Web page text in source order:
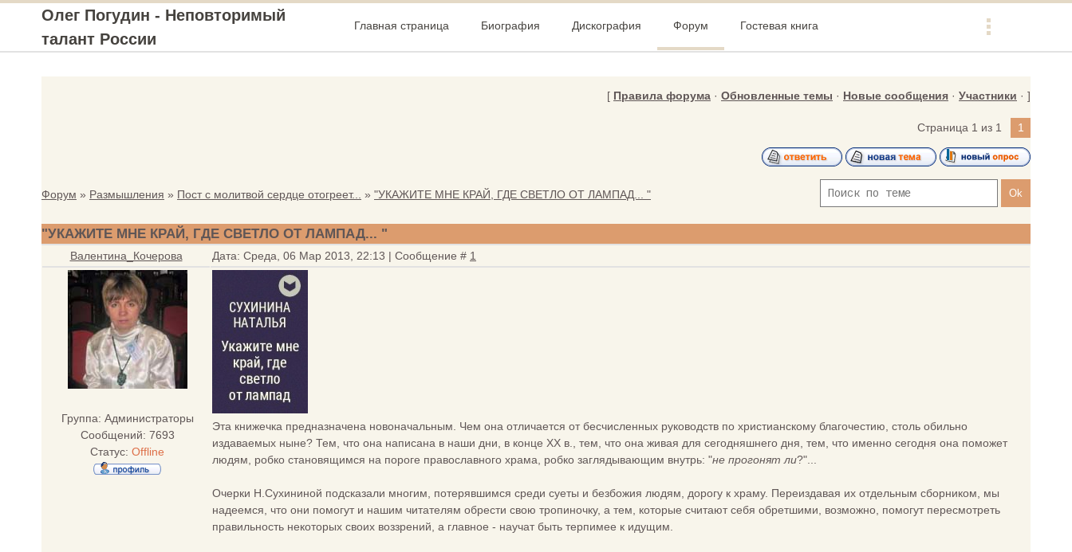
Олег Погудин - Неповторимый
талант России
Главная страница Биография Дискография Форум Гостевая книга
[ Правила форума · Обновленные темы · Новые сообщения · Участники · ]
Страница 1 из 1 1
Форум » Размышления » Пост с молитвой сердце отогреет... » "УКАЖИТЕ МНЕ КРАЙ, ГДЕ СВЕТЛО ОТ ЛАМПАД... "
"УКАЖИТЕ МНЕ КРАЙ, ГДЕ СВЕТЛО ОТ ЛАМПАД... "
Валентина_Кочерова Дата: Среда, 06 Мар 2013, 22:13 | Сообщение # 1
Группа: Администраторы
Сообщений: 7693
Статус: Offline
Эта книжечка предназначена новоначальным. Чем она отличается от бесчисленных руководств по христианскому благочестию, столь обильно
издаваемых ныне? Тем, что она написана в наши дни, в конце ХХ в., тем, что она живая для сегодняшнего дня, тем, что именно сегодня она поможет
людям, робко становящимся на пороге православного храма, робко заглядывающим внутрь: "не прогонят ли?"...
Очерки Н.Сухининой подсказали многим, потерявшимся среди суеты и безбожия людям, дорогу к храму. Переиздавая их отдельным сборником, мы
надеемся, что они помогут и нашим читателям обрести свою тропиночку, а тем, которые считают себя обретшими, возможно, помогут пересмотреть
правильность некоторых своих воззрений, а главное - научат быть терпимее к идущим.